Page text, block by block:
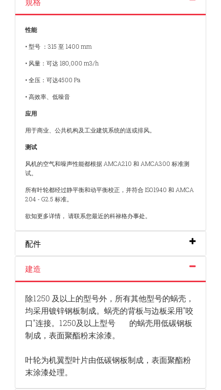
性能
• 型号 ：315 至 1400 mm
• 风量：可达 180,000 m3/h
• 全压：可达4500 Pa
• 高效率、低噪音
应用
用于商业、公共机构及工业建筑系统的送或排风。
测试
风机的空气和噪声性能都根据 AMCA210 和 AMCA300 标准测
试。
所有叶轮都经过静平衡和动平衡校正，并符合 ISO1940 和 AMCA
204 - G2.5 标准。
欲知更多详情， 请联系您最近的科禄格办事处。
配件
建造
除1250 及以上的型号外，所有其他型号的蜗壳，
均采用镀锌钢板制成。蜗壳的背板与边板采用"咬
口"连接。1250及以上型号 的蜗壳用低碳钢板
制成，表面聚酯粉末涂漆。
叶轮为机翼型叶片由低碳钢板制成，表面聚酯粉
末涂漆处理。